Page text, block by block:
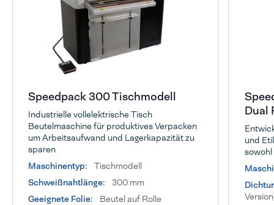
Speedpack 300 Tischmodell
Industrielle vollelektrische Tisch
Beutelmaschine für produktives Verpacken
um Arbeitsaufwand und Lagerkapazität zu
sparen
Maschinentyp:
Tischmodell
Schweißnahtlänge:
300 mm
Geeignete Folie:
Beutel auf Rolle
Dual
und
sowohl